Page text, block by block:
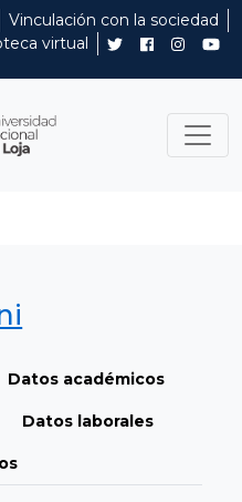
Vinculación con la sociedad
virtual
Datos académicos
Datos laborales